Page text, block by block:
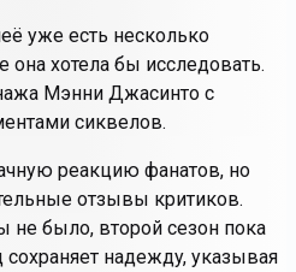
уже есть несколько
хотела бы исследовать.
Мэнни Джасинто с
сиквелов.
реакцию фанатов, но
отзывы критиков.
не было, второй сезон пока
надежду, указывая